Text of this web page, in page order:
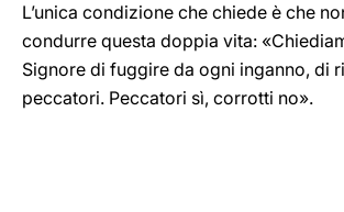
L’unica condizione che chiede è che
condurre questa doppia vita:
Signore di fuggire da ogni inganno, di
peccatori. Peccatori sì, corrotti no».